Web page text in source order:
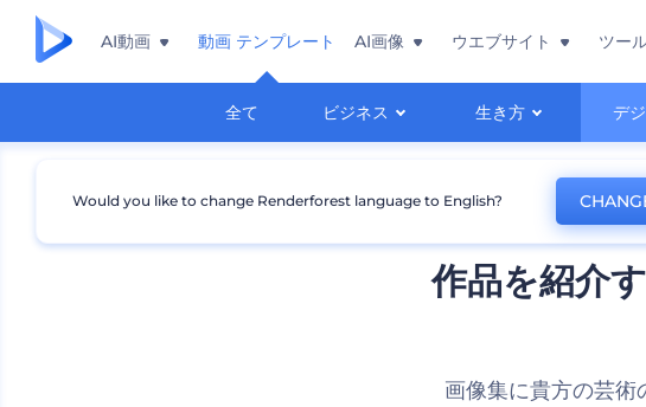
AI動画 動画 テンプレート
全て ビジネス 生き方 デ
AI画像 ウエブサイト ツー
作品を紹介
画像集に貴方の芸術
Would you like to change Renderforest language to English?